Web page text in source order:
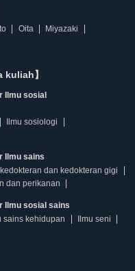
Oita
Miyazaki
kuliah】
Ilmu sosial
Ilmu sosiologi
Ilmu sains
kedokteran dan kedokteran gigi
dan perikanan
Ilmu sosial sains
sains kehidupan
Ilmu seni